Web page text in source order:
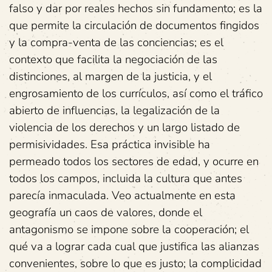
falso y dar por reales hechos sin fundamento; es la
que permite la circulación de documentos fingidos
y la compra-venta de las conciencias; es el
contexto que facilita la negociación de las
distinciones, al margen de la justicia, y el
engrosamiento de los currículos, así como el tráfico
abierto de influencias, la legalización de la
violencia de los derechos y un largo listado de
permisividades. Esa práctica invisible ha
permeado todos los sectores de edad, y ocurre en
todos los campos, incluida la cultura que antes
parecía inmaculada. Veo actualmente en esta
geografía un caos de valores, donde el
antagonismo se impone sobre la cooperación; el
qué va a lograr cada cual que justifica las alianzas
convenientes, sobre lo que es justo; la complicidad